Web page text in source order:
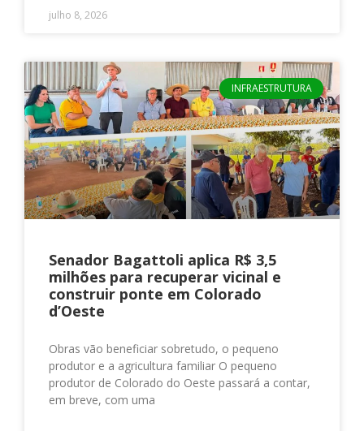
julho 8, 2026
INFRAESTRUTURA
Senador Bagattoli aplica R$ 3,5
milhões para recuperar vicinal e
construir ponte em Colorado
d’Oeste
Obras vão beneficiar sobretudo, o pequeno
produtor e a agricultura familiar O pequeno
produtor de Colorado do Oeste passará a contar,
em breve, com uma